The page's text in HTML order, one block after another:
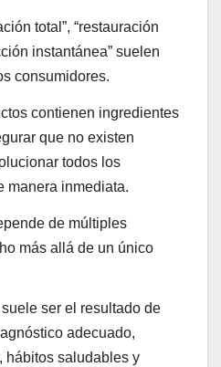
total”, “restauración
instantánea” suelen
consumidores.
contienen ingredientes
que no existen
todos los
manera inmediata.
de múltiples
más allá de un único
ser el resultado de
adecuado,
hábitos saludables y